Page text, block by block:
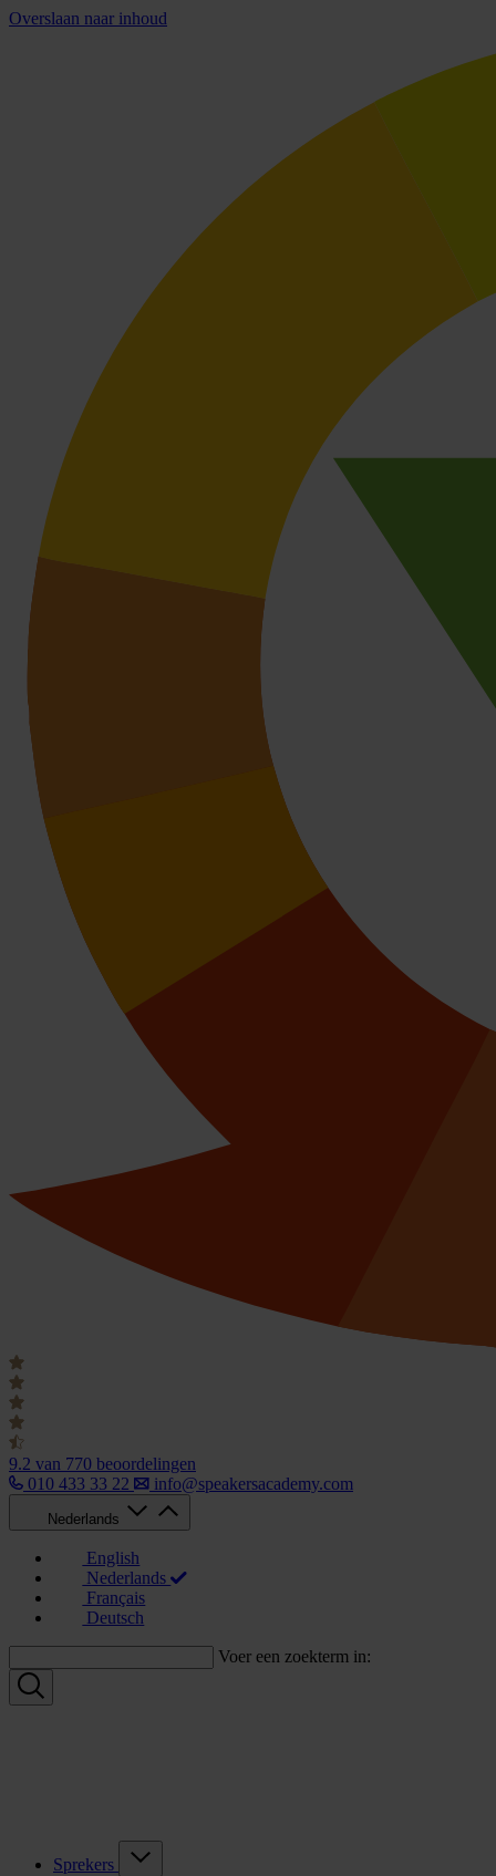
Overslaan naar inhoud
9.2 van 770 beoordelingen
010 433 33 22
info@speakersacademy.com
Nederlands
English
Nederlands
Français
Deutsch
Voer een zoekterm in:
Sprekers